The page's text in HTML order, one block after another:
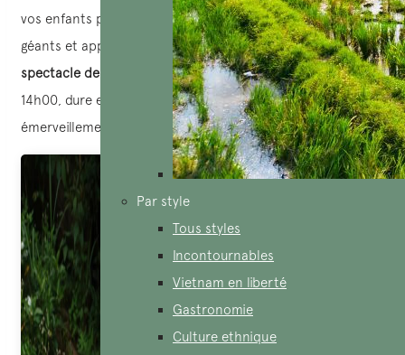
Par style
Tous styles
Incontournables
Vietnam en liberté
Gastronomie
Culture ethnique
vos enfants pourront nourrir eux-mêmes ces gentils
géants et apprendre à aimer et respecter les animaux. Le
spectacle des oiseaux
, organisé chaque jour à 10h00 et
14h00, dure environ 30 minutes et promet rire et
émerveillement pour toute la famille.